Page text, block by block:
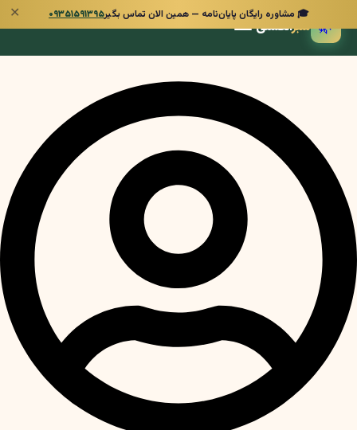
🎓 مشاوره رایگان پایان‌نامه — همین الان تماس بگیر۰۹۳۵۱۵۹۱۳۹۵ ✕
🌿 سبزانگشتی